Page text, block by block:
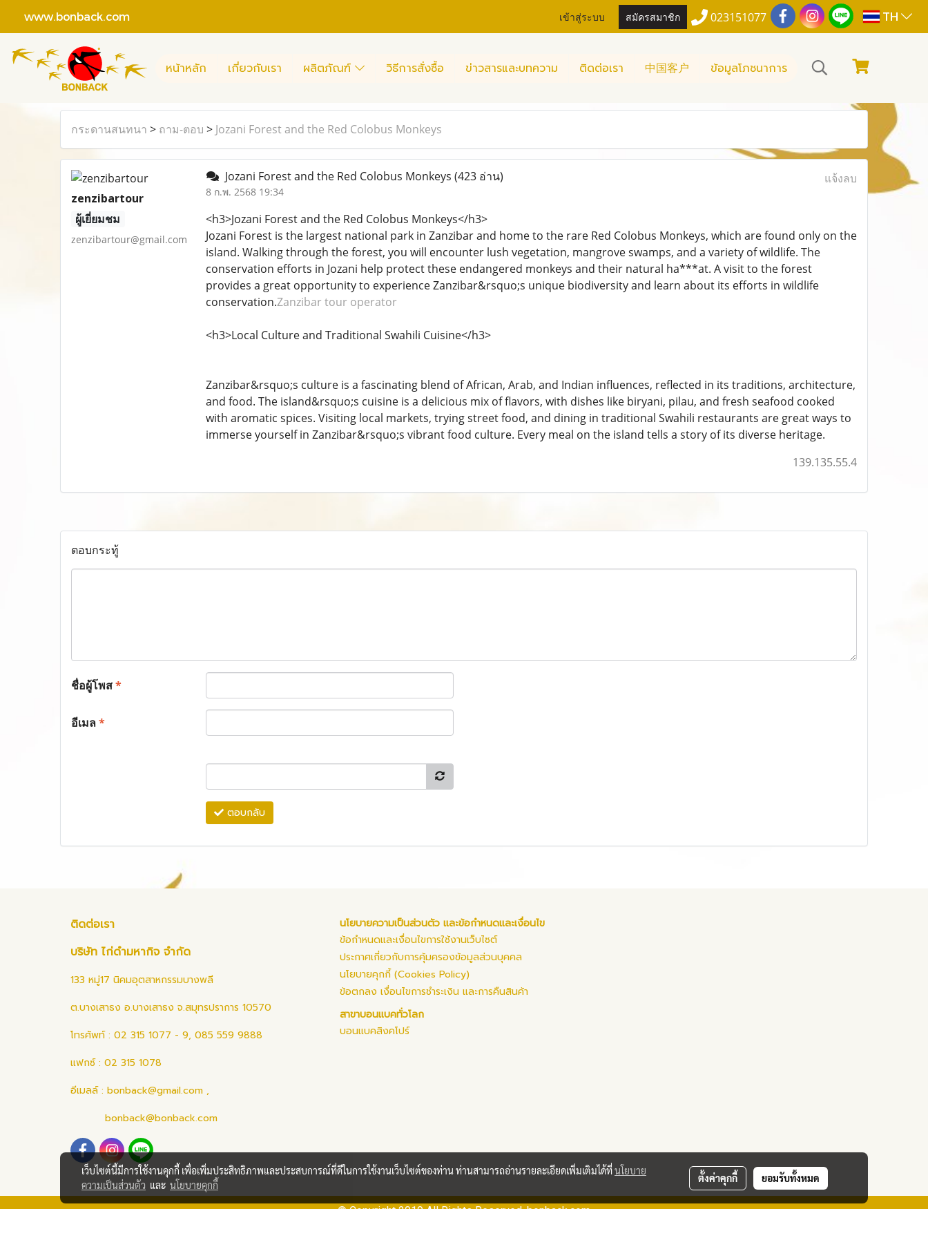
www.bonback.com เข้าสู่ระบบ สมัครสมาชิก 023151077 TH
หน้าหลัก เกี่ยวกับเรา ผลิตภัณฑ์ วิธีการสั่งซื้อ ข่าวสารและบทความ ติดต่อเรา 中国客户 ข้อมูลโภชนาการ
กระดานสนทนา > ถาม-ตอบ > Jozani Forest and the Red Colobus Monkeys
zenzibartour
ผู้เยี่ยมชม
zenzibartour@gmail.com
Jozani Forest and the Red Colobus Monkeys (423 อ่าน)
8 ก.พ. 2568 19:34
แจ้งลบ
<h3>Jozani Forest and the Red Colobus Monkeys</h3>
Jozani Forest is the largest national park in Zanzibar and home to the rare Red Colobus Monkeys, which are found only on the
island. Walking through the forest, you will encounter lush vegetation, mangrove swamps, and a variety of wildlife. The
conservation efforts in Jozani help protect these endangered monkeys and their natural ha***at. A visit to the forest
provides a great opportunity to experience Zanzibar&rsquo;s unique biodiversity and learn about its efforts in wildlife
conservation.Zanzibar tour operator
<h3>Local Culture and Traditional Swahili Cuisine</h3>
Zanzibar&rsquo;s culture is a fascinating blend of African, Arab, and Indian influences, reflected in its traditions, architecture,
and food. The island&rsquo;s cuisine is a delicious mix of flavors, with dishes like biryani, pilau, and fresh seafood cooked
with aromatic spices. Visiting local markets, trying street food, and dining in traditional Swahili restaurants are great ways to
immerse yourself in Zanzibar&rsquo;s vibrant food culture. Every meal on the island tells a story of its diverse heritage.
139.135.55.4
ตอบกระทู้
ชื่อผู้โพส*
อีเมล*
ตอบกลับ
ติดต่อเรา
บริษัท ไก่ดำมหากิจ จำกัด
133 หมู่17 นิคมอุตสาหกรรมบางพลี
ต.บางเสาธง อ.บางเสาธง จ.สมุทรปราการ 10570
โทรศัพท์ : 02 315 1077 - 9, 085 559 9888
แฟกซ์ : 02 315 1078
อีเมลล์ : bonback@gmail.com ,
bonback@bonback.com
นโยบายความเป็นส่วนตัว และข้อกำหนดและเงื่อนไข
ข้อกำหนดและเงื่อนไขการใช้งานเว็บไซต์
ประกาศเกี่ยวกับการคุ้มครองข้อมูลส่วนบุคคล
นโยบายคุกกี้ (Cookies Policy)
ข้อตกลง เงื่อนไขการชำระเงิน และการคืนสินค้า
สาขาบอนแบคทั่วโลก
บอนแบคสิงคโปร์
© Copyright 2019 All Rights Reserved. bonback.com
เว็บไซต์นี้มีการใช้งานคุกกี้ เพื่อเพิ่มประสิทธิภาพและประสบการณ์ที่ดีในการใช้งานเว็บไซต์ของท่าน ท่านสามารถอ่านรายละเอียดเพิ่มเติมได้ที่นโยบาย
ความเป็นส่วนตัว และ นโยบายคุกกี้
ตั้งค่าคุกกี้ ยอมรับทั้งหมด